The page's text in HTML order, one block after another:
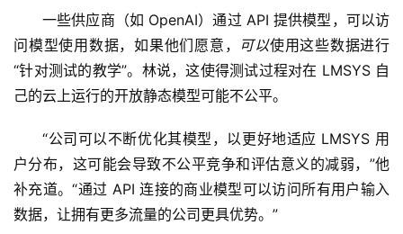
一些供应商（如 OpenAI）通过 API 提供模型，可以访
问模型使用数据，如果他们愿意，
可以使用这些数据进行
“针对测试的教学”。林说，这使得测试过程对在 LMSYS 自
己的云上运行的开放静态模型可能不公平。
“公司可以不断优化其模型，以更好地适应 LMSYS 用
户分布，这可能会导致不公平竞争和评估意义的减弱，”他
补充道。“通过 API 连接的商业模型可以访问所有用户输入
数据，让拥有更多流量的公司更具优势。”